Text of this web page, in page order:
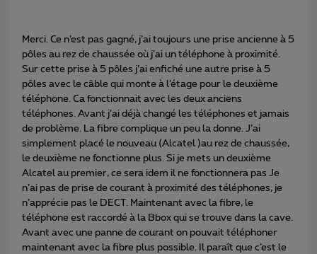
Merci. Ce n’est pas gagné, j’ai toujours une prise ancienne à 5
pôles au rez de chaussée où j’ai un téléphone à proximité.
Sur cette prise à 5 pôles j’ai enfiché une autre prise à 5
pôles avec le câble qui monte à l’étage pour le deuxième
téléphone. Ca fonctionnait avec les deux anciens
téléphones. Avant j’ai déjà changé les téléphones et jamais
de problème. La fibre complique un peu la donne. J’ai
simplement placé le nouveau (Alcatel )au rez de chaussée,
le deuxième ne fonctionne plus. Si je mets un deuxième
Alcatel au premier, ce sera idem il ne fonctionnera pas Je
n’ai pas de prise de courant à proximité des téléphones, je
n’apprécie pas le DECT. Maintenant avec la fibre, le
téléphone est raccordé à la Bbox qui se trouve dans la cave.
Avant avec une panne de courant on pouvait téléphoner
maintenant avec la fibre plus possible. Il paraît que c’est le